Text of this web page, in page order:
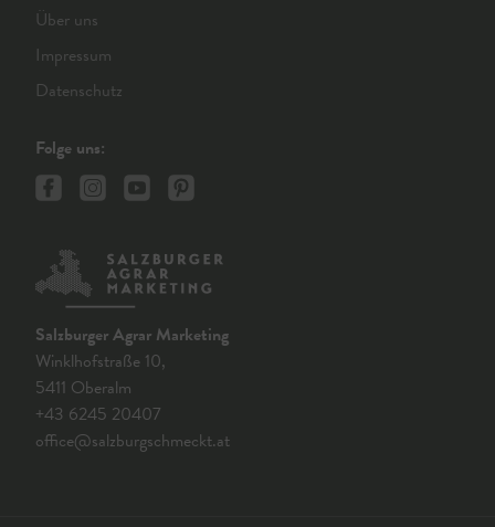
Über uns
Impressum
Datenschutz
Folge uns:
Salzburger Agrar Marketing
Winklhofstraße 10,
5411 Oberalm
+43 6245 20407
office@salzburgschmeckt.at